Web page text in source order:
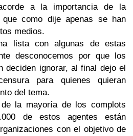
a la importancia de la
como dije apenas se han
medios.
lista con algunas de estas
desconocemos por que los
deciden ignorar, al final dejo el
para quienes quieran
del tema.
la mayoría de los complots
de estos agentes están
con el objetivo de